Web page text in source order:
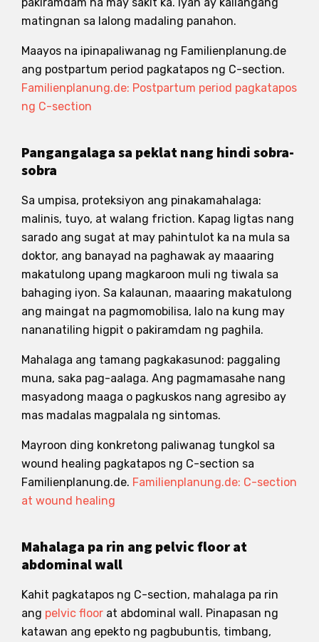
matingnan sa lalong madaling panahon.
Maayos na ipinapaliwanag ng Familienplanung.de
ang postpartum period pagkatapos ng C-section.
Familienplanung.de: Postpartum period pagkatapos
ng C-section
Pangangalaga sa peklat nang hindi sobra-
sobra
Sa umpisa, proteksiyon ang pinakamahalaga:
malinis, tuyo, at walang friction. Kapag ligtas nang
sarado ang sugat at may pahintulot ka na mula sa
doktor, ang banayad na paghawak ay maaaring
makatulong upang magkaroon muli ng tiwala sa
bahaging iyon. Sa kalaunan, maaaring makatulong
ang maingat na pagmomobilisa, lalo na kung may
nananatiling higpit o pakiramdam ng paghila.
Mahalaga ang tamang pagkakasunod: paggaling
muna, saka pag-aalaga. Ang pagmamasahe nang
masyadong maaga o pagkuskos nang agresibo ay
mas madalas magpalala ng sintomas.
Mayroon ding konkretong paliwanag tungkol sa
wound healing pagkatapos ng C-section sa
Familienplanung.de. Familienplanung.de: C-section
at wound healing
Mahalaga pa rin ang pelvic floor at
abdominal wall
Kahit pagkatapos ng C-section, mahalaga pa rin
ang pelvic floor at abdominal wall. Pinapasan ng
katawan ang epekto ng pagbubuntis, timbang,